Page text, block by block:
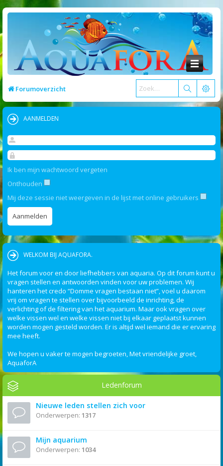
Forumoverzicht
AANMELDEN
Ik ben mijn wachtwoord vergeten
Onthouden
Mij deze sessie niet weergeven in de lijst met online gebruikers
WELKOM BIJ AQUAFORA.
Het forum voor en door liefhebbers van aquaria. Op dit forum kunt u
vragen stellen en antwoorden vinden voor uw problemen. Wij
hanteren het credo “Domme vragen bestaan niet”, voel u daarom
vrij om vragen te stellen over bijvoorbeeld de inrichting, de
verlichting of de filtering van het aquarium. Maar ook vragen over
welke vissen wel en welke vissen niet bij elkaar geplaatst kunnen
worden mogen gesteld worden. Er is altijd wel iemand die er ervaring
mee heeft.
We hopen u vaker te mogen begroeten, Met vriendelijke groet,
AquaforA
Ledenforum
Nieuwe leden stellen zich voor
Onderwerpen: 1317
Mijn aquarium
Onderwerpen: 1034